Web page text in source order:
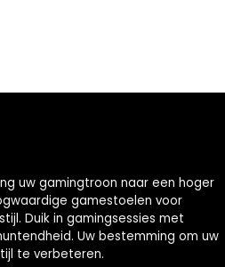
uw gamingtroon naar een hoger
gamestoelen voor
Duik in gamingsessies met
Uw bestemming om uw
te verbeteren.